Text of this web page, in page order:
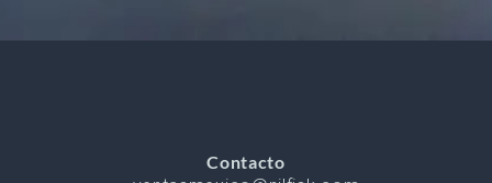
Contacto